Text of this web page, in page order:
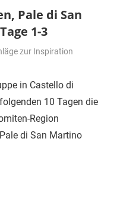
Pale di San
1-3
zur Inspiration
in Castello di
10 Tagen die
Region
di San Martino